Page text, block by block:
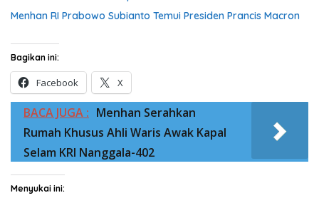
Menhan RI Prabowo Subianto Temui Presiden Prancis Macron
Bagikan ini:
Facebook X
BACA JUGA : Menhan Serahkan
Rumah Khusus Ahli Waris Awak Kapal
Selam KRI Nanggala-402
Menyukai ini: